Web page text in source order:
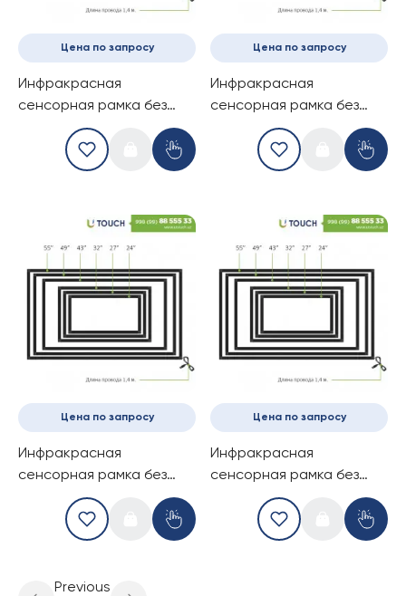
Цена по запросу
Инфракрасная
сенсорная рамка без
стекла, 43-дюймов (10
касаний) (16-9)
Цена по запросу
Инфракрасная
сенсорная рамка без
стекла, 49-дюймов (6
касаний) (16-9)
Цена по запросу
Инфракрасная
сенсорная рамка без
стекла, 50-дюймов (10
касаний) (16-9)
Цена по запросу
Инфракрасная
сенсорная рамка без
стекла, 55-дюймов (10
касаний) (16-9)
Previous